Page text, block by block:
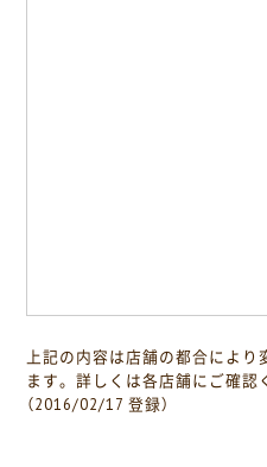
上記の内容は店舗の都合により
ます。詳しくは各店舗にご確認
（2016/02/17 登録）